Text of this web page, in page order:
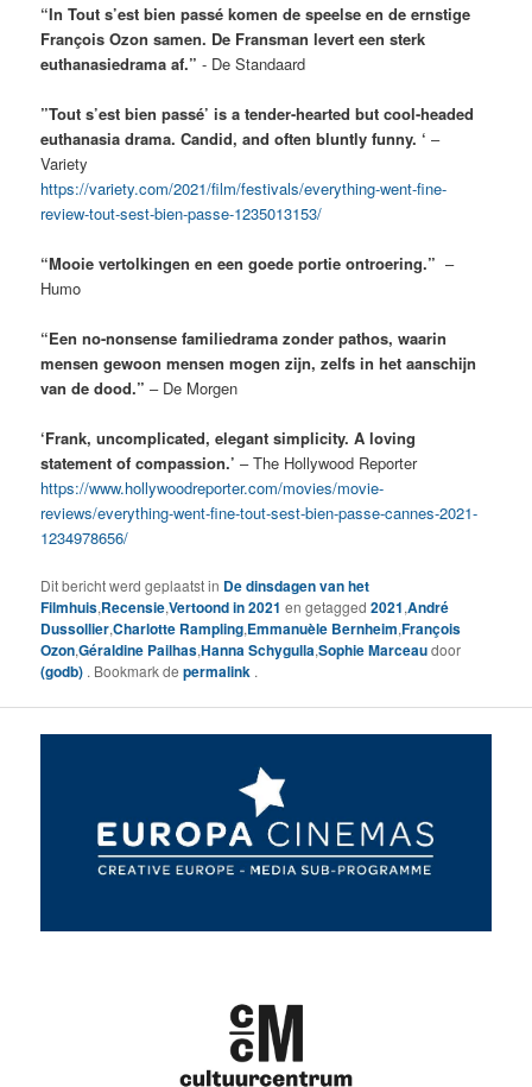
“In Tout s’est bien passé komen de speelse en de ernstige
François Ozon samen. De Fransman levert een sterk
euthanasiedrama af.” - De Standaard
”Tout s’est bien passé’ is a tender-hearted but cool-headed
euthanasia drama. Candid, and often bluntly funny. ‘ –
Variety
https://variety.com/2021/film/festivals/everything-went-fine-
review-tout-sest-bien-passe-1235013153/
“Mooie vertolkingen en een goede portie ontroering.” –
Humo
“Een no-nonsense familiedrama zonder pathos, waarin
mensen gewoon mensen mogen zijn, zelfs in het aanschijn
van de dood.” – De Morgen
‘Frank, uncomplicated, elegant simplicity. A loving
statement of compassion.’ – The Hollywood Reporter
https://www.hollywoodreporter.com/movies/movie-
reviews/everything-went-fine-tout-sest-bien-passe-cannes-2021-
1234978656/
Dit bericht werd geplaatst in De dinsdagen van het
Filmhuis,Recensie,Vertoond in 2021 en getagged2021,André
Dussollier,Charlotte Rampling,Emmanuèle Bernheim,François
Ozon,Géraldine Pailhas,Hanna Schygulla,Sophie Marceaudoor
(godb) . Bookmark depermalink .